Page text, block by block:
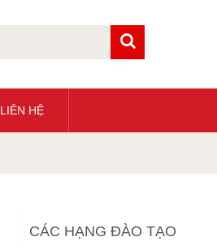
LIÊN HỆ
CÁC HẠNG ĐÀO TẠO